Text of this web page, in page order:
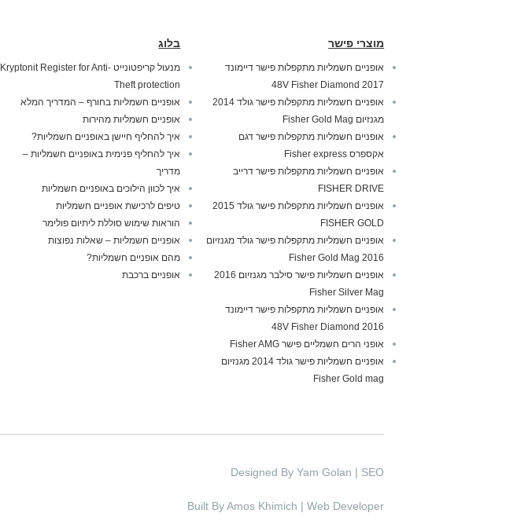
מוצרי פישר
אופניים חשמליות מתקפלות פישר דיימונד
2017 48V Fisher Diamond
אופניים חשמליות מתקפלות פישר גולד 2014
מגנזיום Fisher Gold Mag
אופניים חשמליות מתקפלות פישר דגם
אקספרס Fisher express
אופניים חשמליות מתקפלות פישר דרייב
FISHER DRIVE
אופניים חשמליות מתקפלות פישר גולד 2015
FISHER GOLD
אופניים חשמליות מתקפלות פישר גולד מגנזיום
2016 Fisher Gold Mag
אופניים חשמליות פישר סילבר מגנזיום 2016
Fisher Silver Mag
אופניים חשמליות מתקפלות פישר דיימונד
2016 48V Fisher Diamond
אופני הרים חשמליים פישר Fisher AMG
אופניים חשמליות פישר גולד 2014 מגנזיום
Fisher Gold mag
בלוג
מנעול קריפטונייט Kryptonit Register for Anti-
Theft protection
אופניים חשמליות בחורף – המדריך המלא
אופניים חשמליות מהירות
איך להחליף חיישן באופניים חשמליות?
איך להחליף פנימית באופניים חשמליות –
מדריך
איך לכוון הילוכים באופניים חשמליות
טיפים לרכישת אופניים חשמליות
הוראות שימוש סוללת ליתיום פולימר
אופניים חשמליות – שאלות נפוצות
מהם אופניים חשמליות?
אופניים ברכבת
Designed By Yam Golan | SEO
Built By Amos Khimich | Web Developer